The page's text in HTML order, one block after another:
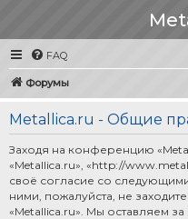
FAQ
Форумы
Metallica.ru - Общие
Заходя на конференцию
«Metallica.ru», «http://
своё согласие со
ними, пожалуйста, не
«Metallica.ru». Мы оставляем